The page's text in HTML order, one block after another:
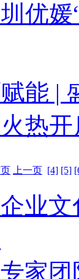
优
能 |
热开
上一页 [4] [5]
企业文
专家团